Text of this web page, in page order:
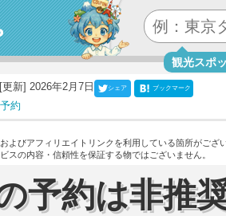
観光スポ
[更新] 2026年2月7日 シェア ブックマーク
約
よびアフィリエイトリンクを利用している箇所がござ
スの内容・信頼性を保証する物ではございません。
予約は非推